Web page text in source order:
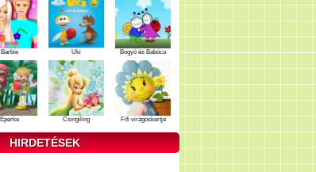
Barbie Uki Bogyó és Babóca
Eperke Csingiling Fifi virágoskertje
HIRDETÉSEK